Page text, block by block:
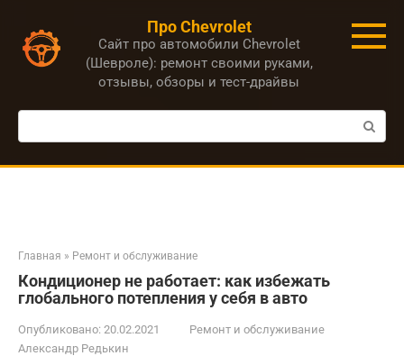
контенту
Про Chevrolet
Сайт про автомобили Chevrolet
(Шевроле): ремонт своими руками,
отзывы, обзоры и тест-драйвы
Поиск:
Главная » Ремонт и обслуживание
Кондиционер не работает: как избежать
глобального потепления у себя в авто
Опубликовано: 20.02.2021
Ремонт и обслуживание
Александр Редькин